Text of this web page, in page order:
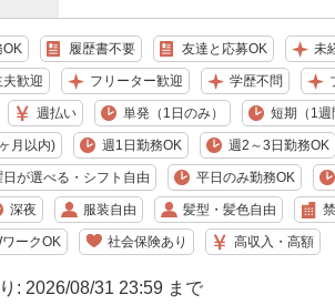
OK 履歴書不要 友達と応募OK 未
夫歓迎 フリーター歓迎 学歴不問
週払い 単発（1日のみ） 短期（1週
月以内) 週1日勤務OK 週2～3日勤務OK
が選べる・シフト自由 平日のみ勤務OK
深夜 服装自由 髪型・髪色自由
ークOK 社会保険あり 高収入・高額
: 2026/08/31 23:59 まで